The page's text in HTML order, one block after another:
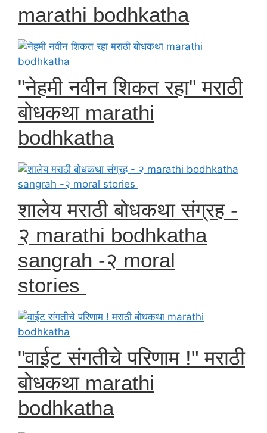
marathi bodhkatha
"नेहमी नवीन शिकत रहा" मराठी
बोधकथा marathi
bodhkatha
शालेय मराठी बोधकथा संग्रह -
२ marathi bodhkatha
sangrah -२ moral
stories
"वाईट संगतीचे परिणाम !" मराठी
बोधकथा marathi
bodhkatha